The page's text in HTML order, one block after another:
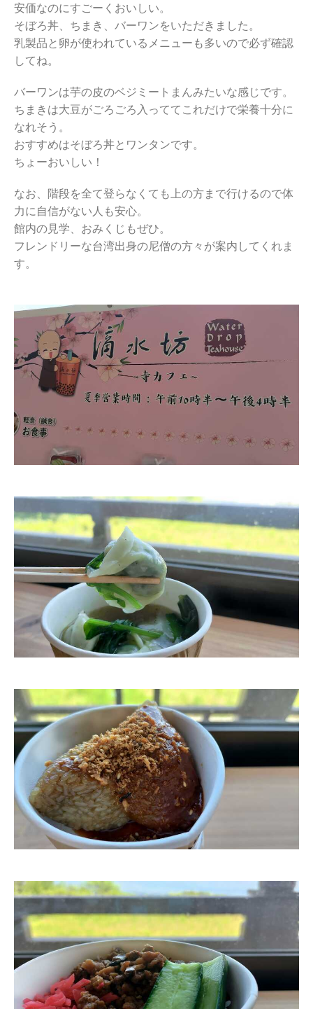
安価なのにすごーくおいしい。
そぼろ丼、ちまき、バーワンをいただきました。
乳製品と卵が使われているメニューも多いので必ず確認
してね。
バーワンは芋の皮のベジミートまんみたいな感じです。
ちまきは大豆がごろごろ入っててこれだけで栄養十分に
なれそう。
おすすめはそぼろ丼とワンタンです。
ちょーおいしい！
なお、階段を全て登らなくても上の方まで行けるので体
力に自信がない人も安心。
館内の見学、おみくじもぜひ。
フレンドリーな台湾出身の尼僧の方々が案内してくれま
す。